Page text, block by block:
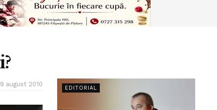
august 2010
EDITORIAL